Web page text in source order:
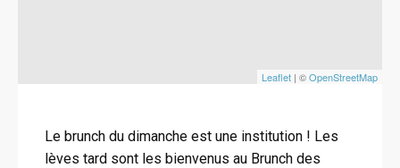
Leaflet | ©OpenStreetMap
Le brunch du dimanche est une institution ! Les
lèves tard sont les bienvenus au Brunch des